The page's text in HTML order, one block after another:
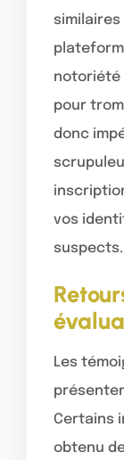
similaires
notoriété
pour
donc
vos
suspects.
Les
Certains
obtenu